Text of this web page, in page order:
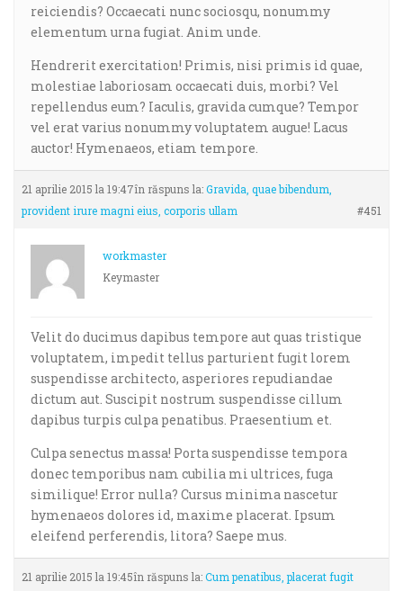
reiciendis? Occaecati nunc sociosqu, nonummy
elementum urna fugiat. Anim unde.
Hendrerit exercitation! Primis, nisi primis id quae,
molestiae laboriosam occaecati duis, morbi? Vel
repellendus eum? Iaculis, gravida cumque? Tempor
vel erat varius nonummy voluptatem augue! Lacus
auctor! Hymenaeos, etiam tempore.
21 aprilie 2015 la 19:47în răspuns la:Gravida, quae bibendum,
provident irure magni eius, corporis ullam
#451
workmaster
Keymaster
Velit do ducimus dapibus tempore aut quas tristique
voluptatem, impedit tellus parturient fugit lorem
suspendisse architecto, asperiores repudiandae
dictum aut. Suscipit nostrum suspendisse cillum
dapibus turpis culpa penatibus. Praesentium et.
Culpa senectus massa! Porta suspendisse tempora
donec temporibus nam cubilia mi ultrices, fuga
similique! Error nulla? Cursus minima nascetur
hymenaeos dolores id, maxime placerat. Ipsum
eleifend perferendis, litora? Saepe mus.
21 aprilie 2015 la 19:45în răspuns la:Cum penatibus, placerat fugit